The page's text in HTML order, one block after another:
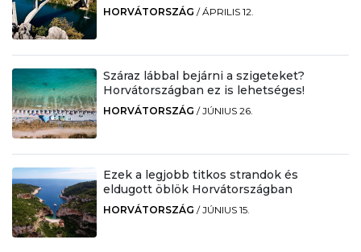
HORVÁTORSZÁG /ÁPRILIS 12.
Száraz lábbal bejárni a szigeteket?
Horvátországban ez is lehetséges!
HORVÁTORSZÁG /JÚNIUS 26.
Ezek a legjobb titkos strandok és
eldugott öblök Horvátországban
HORVÁTORSZÁG /JÚNIUS 15.